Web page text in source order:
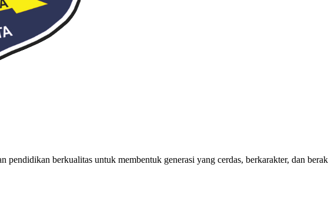
pendidikan berkualitas untuk membentuk generasi yang cerdas, berkarakter, dan